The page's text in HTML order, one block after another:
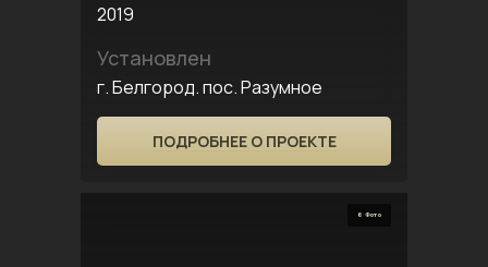
2019
Установлен
г. Белгород. пос. Разумное
ПОДРОБНЕЕ О ПРОЕКТЕ
6 Фото